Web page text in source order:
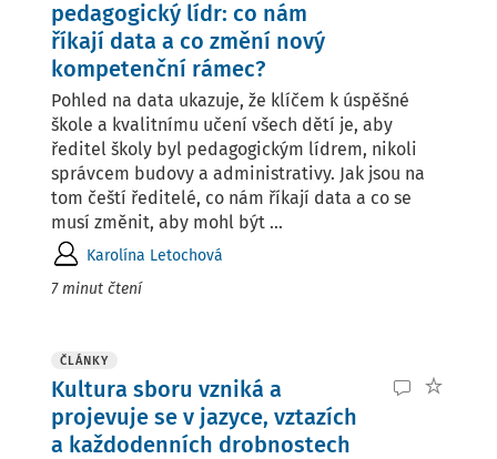
pedagogický lídr: co nám
říkají data a co změní nový
kompetenční rámec?
Pohled na data ukazuje, že klíčem k úspěšné
škole a kvalitnímu učení všech dětí je, aby
ředitel školy byl pedagogickým lídrem, nikoli
správcem budovy a administrativy. Jak jsou na
tom čeští ředitelé, co nám říkají data a co se
musí změnit, aby mohl být ...
Karolína Letochová
7 minut čtení
ČLÁNKY
Kultura sboru vzniká a
projevuje se v jazyce, vztazích
a každodenních drobnostech